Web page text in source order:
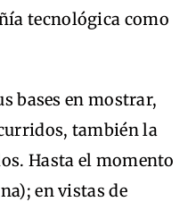
tecnológica como
bases en mostrar,
también la
Hasta el momento
en vistas de